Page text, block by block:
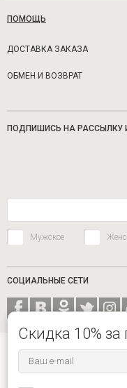
ПОМОЩЬ
ДОСТАВКА ЗАКАЗА
ОБМЕН И ВОЗВРАТ
ПОДПИШИСЬ НА РАССЫЛКУ
Мужское
СОЦИАЛЬНЫЕ СЕТИ
8-916-680-62-59 ЦЕНТР
Скидка 10% за